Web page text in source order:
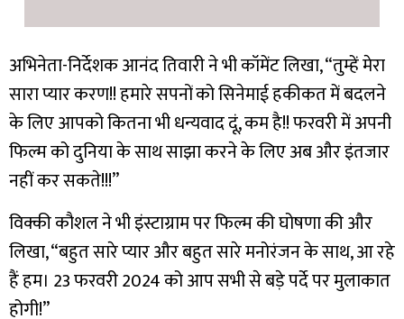
अभिनेता-निर्देशक आनंद तिवारी ने भी कॉमेंट लिखा, “तुम्हें मेरा
सारा प्यार करण!! हमारे सपनों को सिनेमाई हकीकत में बदलने
के लिए आपको कितना भी धन्यवाद दूं, कम है!! फरवरी में अपनी
फिल्म को दुनिया के साथ साझा करने के लिए अब और इंतजार
नहीं कर सकते!!!”
विक्की कौशल ने भी इंस्टाग्राम पर फिल्म की घोषणा की और
लिखा, “बहुत सारे प्यार और बहुत सारे मनोरंजन के साथ, आ रहे
हैं हम। 23 फरवरी 2024 को आप सभी से बड़े पर्दे पर मुलाकात
होगी!”